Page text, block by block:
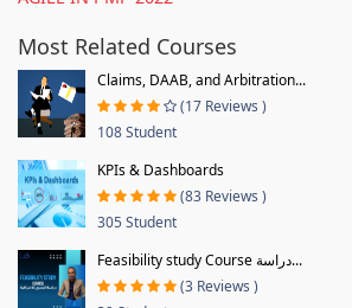
Most Related Courses
Claims, DAAB, and Arbitration...
(17 Reviews )
108 Student
KPIs & Dashboards
(83 Reviews )
305 Student
Feasibility study Course دراسة...
(3 Reviews )